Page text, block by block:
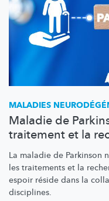
MALADIES
Maladie de
traitement et la
La maladie de Parkinson
les traitements et la
espoir réside dans la
disciplines.